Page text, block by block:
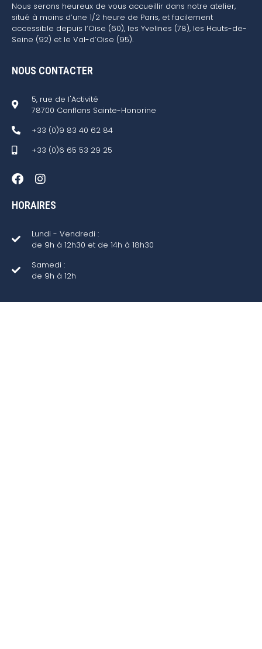
Nous serons heureux de vous accueillir dans notre atelier,
situé à moins d’une 1/2 heure de Paris, et facilement
accessible depuis l’Oise (60), les Yvelines (78), les Hauts-de-
Seine (92) et le Val-d’Oise (95).
NOUS CONTACTER
5, rue de l'Activité
78700 Conflans Sainte-Honorine
+33 (0)9 83 40 62 84
+33 (0)6 65 53 29 25
HORAIRES
Lundi - Vendredi :
de 9h à 12h30 et de 14h à 18h30
Samedi :
de 9h à 12h